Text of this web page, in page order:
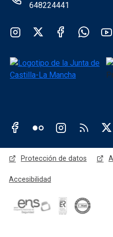
648224441
Redes sociales
Redes sociales JCCM
Menú legal
Protección de datos
Accesibilidad